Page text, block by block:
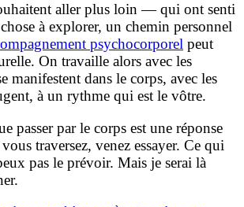
aller plus loin — qui ont senti
à explorer, un chemin personnel
psychocorporel peut
On travaille alors avec les
manifestent dans le corps, avec les
à un rythme qui est le vôtre.
passer par le corps est une réponse
traversez, venez essayer. Ce qui
pas le prévoir. Mais je serai là